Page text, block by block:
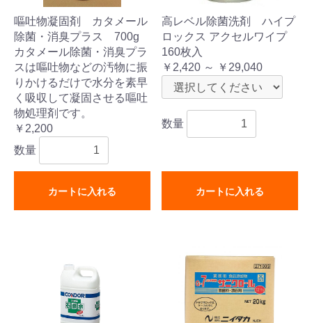
嘔吐物凝固剤 カタメール
除菌・消臭プラス 700g
カタメール除菌・消臭プラ
スは嘔吐物などの汚物に振
りかけるだけで水分を素早
く吸収して凝固させる嘔吐
物処理剤です。
￥2,200
数量
カートに入れる
高レベル除菌洗剤 ハイプ
ロックス アクセルワイプ
160枚入
￥2,420 ～ ￥29,040
数量
カートに入れる